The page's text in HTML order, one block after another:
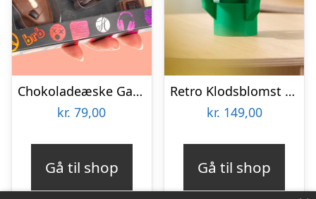
Chokoladeæske Gaming
kr. 79,00
Gå til shop
Retro Klodsblomst – Mellem
kr. 149,00
Gå til shop